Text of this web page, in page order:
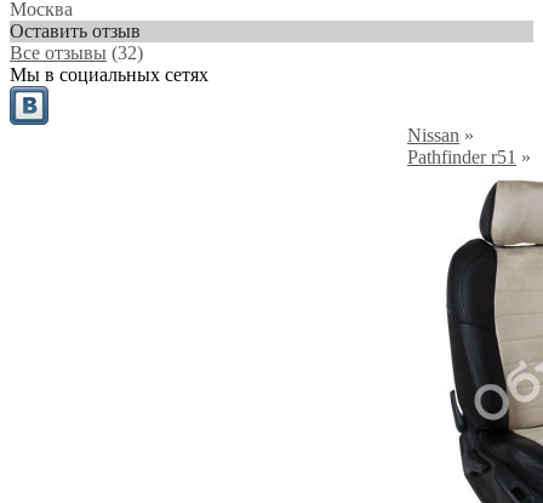
Москва
Оставить отзыв
Все отзывы (32)
Мы в социальных сетях
Nissan »
Pathfinder r51 »